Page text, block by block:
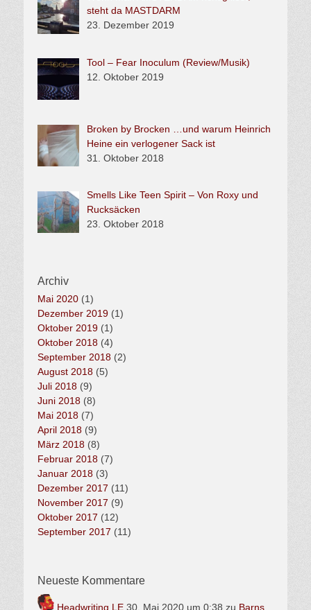
steht da MASTDARM
23. Dezember 2019
Tool – Fear Inoculum (Review/Musik)
12. Oktober 2019
Broken by Brocken …und warum Heinrich
Heine ein verlogener Sack ist
31. Oktober 2018
Smells Like Teen Spirit – Von Roxy und
Rucksäcken
23. Oktober 2018
Archiv
Mai 2020 (1)
Dezember 2019 (1)
Oktober 2019 (1)
Oktober 2018 (4)
September 2018 (2)
August 2018 (5)
Juli 2018 (9)
Juni 2018 (8)
Mai 2018 (7)
April 2018 (9)
März 2018 (8)
Februar 2018 (7)
Januar 2018 (3)
Dezember 2017 (11)
November 2017 (9)
Oktober 2017 (12)
September 2017 (11)
Neueste Kommentare
Headwriting LE 30. Mai 2020 um 0:38 zu Barns